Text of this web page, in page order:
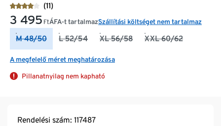
(11)
3 495 FtÁFA-t tartalmazSzállítási költséget nem tartalmaz
M 48/50 L 52/54 XL 56/58 XXL 60/62
A megfelelő méret meghatározása
Pillanatnyilag nem kapható
Rendelési szám: 117487